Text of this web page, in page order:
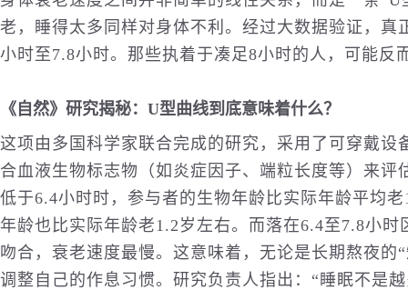
老，睡得太多同样对身体不利。经过大数据验证，
小时至7.8小时。那些执着于凑足8小时的人，可能反
《自然》研究揭秘：U型曲线到底意味着什么？
这项由多国科学家联合完成的研究，采用了可穿戴
合血液生物标志物（如炎症因子、端粒长度等）来
低于6.4小时时，参与者的生物年龄比实际年龄平均
年龄也比实际年龄老1.2岁左右。而落在6.4至7.8小
吻合，衰老速度最慢。这意味着，无论是长期熬夜的
调整自己的作息习惯。研究负责人指出：“睡眠不是